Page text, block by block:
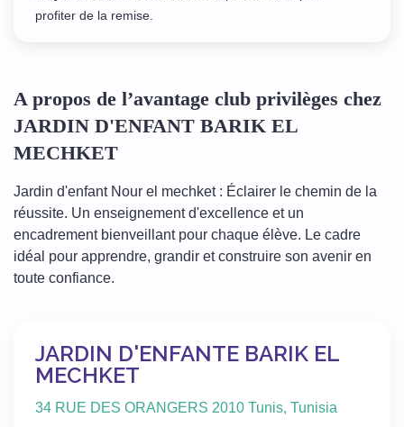
profiter de la remise.
A propos de l’avantage club privilèges chez
JARDIN D'ENFANT BARIK EL
MECHKET
Jardin d'enfant Nour el mechket : Éclairer le chemin de la
réussite. Un enseignement d'excellence et un
encadrement bienveillant pour chaque élève. Le cadre
idéal pour apprendre, grandir et construire son avenir en
toute confiance.
JARDIN D'ENFANTE BARIK EL
MECHKET
34 RUE DES ORANGERS 2010 Tunis, Tunisia